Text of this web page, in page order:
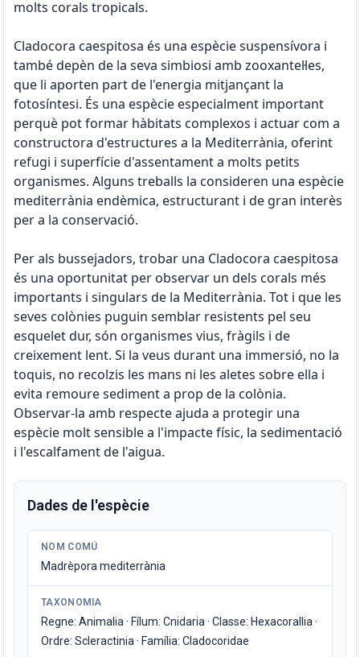
molts corals tropicals.
Cladocora caespitosa és una espècie suspensívora i
també depèn de la seva simbiosi amb zooxantel·les,
que li aporten part de l'energia mitjançant la
fotosíntesi. És una espècie especialment important
perquè pot formar hàbitats complexos i actuar com a
constructora d'estructures a la Mediterrània, oferint
refugi i superfície d'assentament a molts petits
organismes. Alguns treballs la consideren una espècie
mediterrània endèmica, estructurant i de gran interès
per a la conservació.
Per als bussejadors, trobar una Cladocora caespitosa
és una oportunitat per observar un dels corals més
importants i singulars de la Mediterrània. Tot i que les
seves colònies puguin semblar resistents pel seu
esquelet dur, són organismes vius, fràgils i de
creixement lent. Si la veus durant una immersió, no la
toquis, no recolzis les mans ni les aletes sobre ella i
evita remoure sediment a prop de la colònia.
Observar-la amb respecte ajuda a protegir una
espècie molt sensible a l'impacte físic, la sedimentació
i l'escalfament de l'aigua.
Dades de l'espècie
NOM COMÚ
Madrèpora mediterrània
TAXONOMIA
Regne: Animalia · Fílum: Cnidaria · Classe: Hexacorallia ·
Ordre: Scleractinia · Família: Cladocoridae